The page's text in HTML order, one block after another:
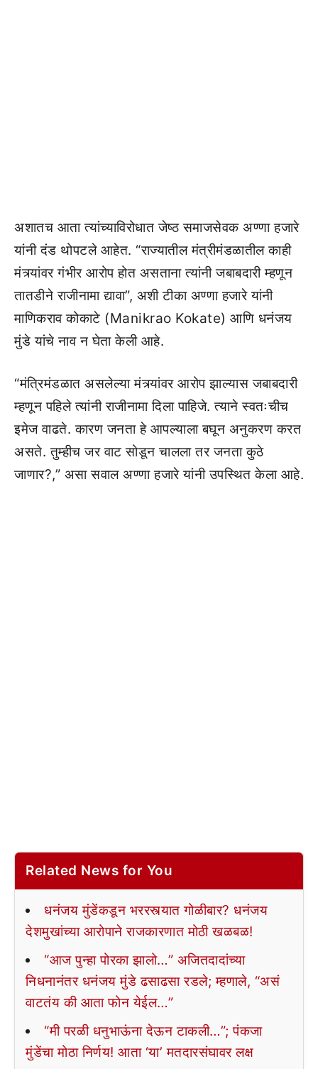
अशातच आता त्यांच्याविरोधात जेष्ठ समाजसेवक अण्णा हजारे
यांनी दंड थोपटले आहेत. “राज्यातील मंत्रीमंडळातील काही
मंत्र्यांवर गंभीर आरोप होत असताना त्यांनी जबाबदारी म्हणून
तातडीने राजीनामा द्यावा”, अशी टीका अण्णा हजारे यांनी
माणिकराव कोकाटे (Manikrao Kokate) आणि धनंजय
मुंडे यांचे नाव न घेता केली आहे.
“मंत्रिमंडळात असलेल्या मंत्र्यांवर आरोप झाल्यास जबाबदारी
म्हणून पहिले त्यांनी राजीनामा दिला पाहिजे. त्याने स्वतःचीच
इमेज वाढते. कारण जनता हे आपल्याला बघून अनुकरण करत
असते. तुम्हीच जर वाट सोडून चालला तर जनता कुठे
जाणार?,” असा सवाल अण्णा हजारे यांनी उपस्थित केला आहे.
Related News for You
धनंजय मुंडेंकडून भररस्त्यात गोळीबार? धनंजय
देशमुखांच्या आरोपाने राजकारणात मोठी खळबळ!
“आज पुन्हा पोरका झालो…” अजितदादांच्या
निधनानंतर धनंजय मुंडे ढसाढसा रडले; म्हणाले, “असं
वाटतंय की आता फोन येईल…”
“मी परळी धनुभाऊंना देऊन टाकली…”; पंकजा
मुंडेंचा मोठा निर्णय! आता ‘या’ मतदारसंघावर लक्ष